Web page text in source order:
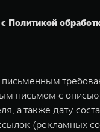
Политикой
письменным
письмом с
а также дату
(рекламных